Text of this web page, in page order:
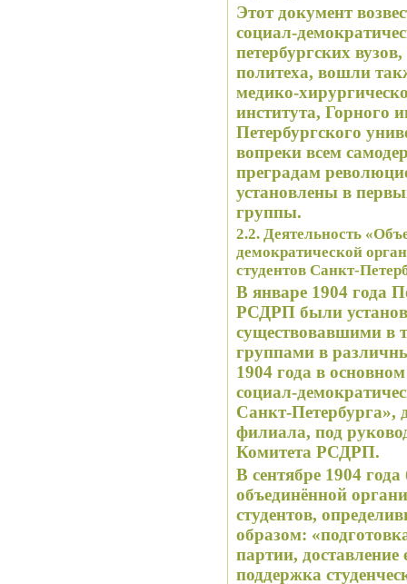
Этот документ
социал-
петербургских
политеха, вошли также
медико-
института, Горного
Петербургского
вопреки всем
преградам
установлены в
группы.
2.2. Деятельность
демократической
студентов Санкт-
В январе 1904 года
РСДРП были
существовавшими в
группами в
1904 года в
социал-
Санкт-Петербурга»,
филиала, под
Комитета РСДРП.
В сентябре 1904
объединённой
студентов,
образом:
партии,
поддержка